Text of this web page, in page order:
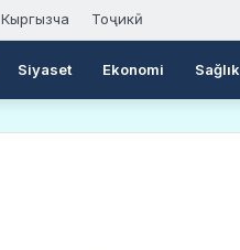
Кыргызча Тоҷикӣ
Siyaset Ekonomi Sağlık